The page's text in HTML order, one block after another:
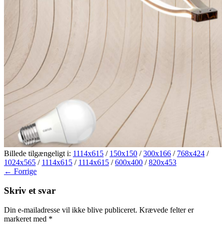
Billede tilgængeligt i: 1114x615 / 150x150 /300x166 / 768x424 /
1024x565 / 1114x615 / 1114x615 /600x400 /820x453
← Forrige
Skriv et svar
Din e-mailadresse vil ikke blive publiceret. Krævede felter er
markeret med *